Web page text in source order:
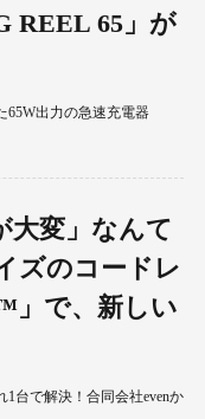
REEL 65」が
65W出力の急速充電器
大変」なんて
ズのコードレ
」で、新しい
台で解決！合同会社evenか